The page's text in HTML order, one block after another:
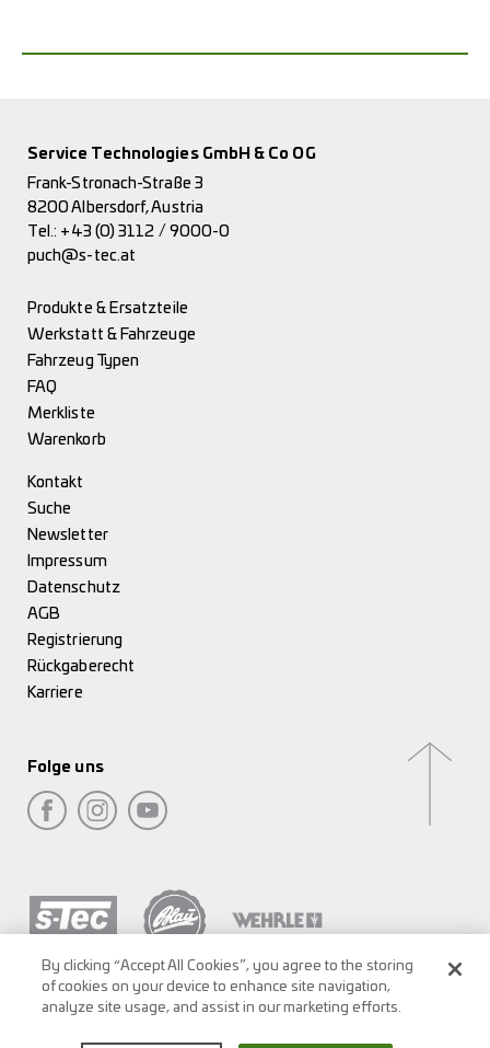
Service Technologies GmbH & Co OG
Frank-Stronach-Straße 3
8200 Albersdorf, Austria
Tel.: +43 (0) 3112 / 9000-0
puch@s-tec.at
Produkte & Ersatzteile
Werkstatt & Fahrzeuge
Fahrzeug Typen
FAQ
Merkliste
Warenkorb
Kontakt
Suche
Newsletter
Impressum
Datenschutz
AGB
Registrierung
Rückgaberecht
Karriere
Folge uns
By clicking “Accept All Cookies”, you agree to the storing
of cookies on your device to enhance site navigation,
analyze site usage, and assist in our marketing efforts.